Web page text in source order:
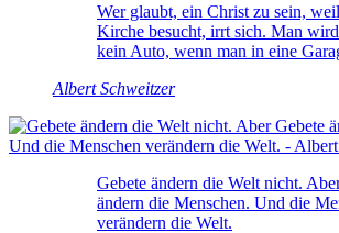
Wer glaubt, ein Christ zu sein,
Kirche besucht, irrt sich. Man
kein Auto, wenn man in eine
Albert Schweitzer
Gebete ändern die Welt nicht.
ändern die Menschen. Und die
verändern die Welt.